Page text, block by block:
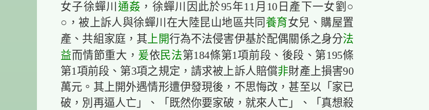
女子徐蟬川 通姦 ，徐蟬川因此於95年11月10日產下一女劉○
○，被上訴人與徐蟬川在大陸昆山地區共同 養育女兒、購屋置
產、共組家庭，其 上開行為不法侵害伊基於配偶關係之身分法
益而情節重大， 爰依 民法第184條第1項前段、後段、第195條
第1項前段、第3項之規定，請求被上訴人賠償非財產上損害90
萬元。其上開外遇情形遭伊發現後，不思悔改，甚至以「家已
破，別再逼人亡」、「既然你要家破，就來人亡」、「真想殺